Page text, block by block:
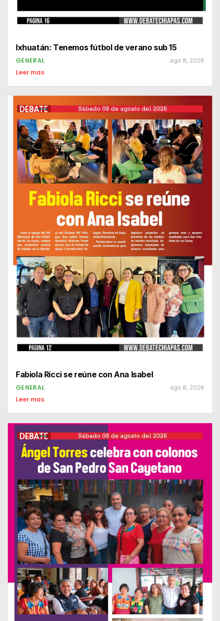
Ixhuatán: Tenemos fútbol de verano sub 15
GENERAL ago 8, 2026
Leer mas
Fabiola Ricci se reúne con Ana Isabel
GENERAL ago 8, 2026
Leer mas